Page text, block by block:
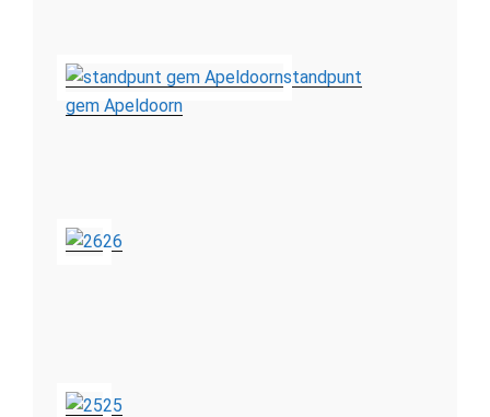
standpunt
gem Apeldoorn
26
25